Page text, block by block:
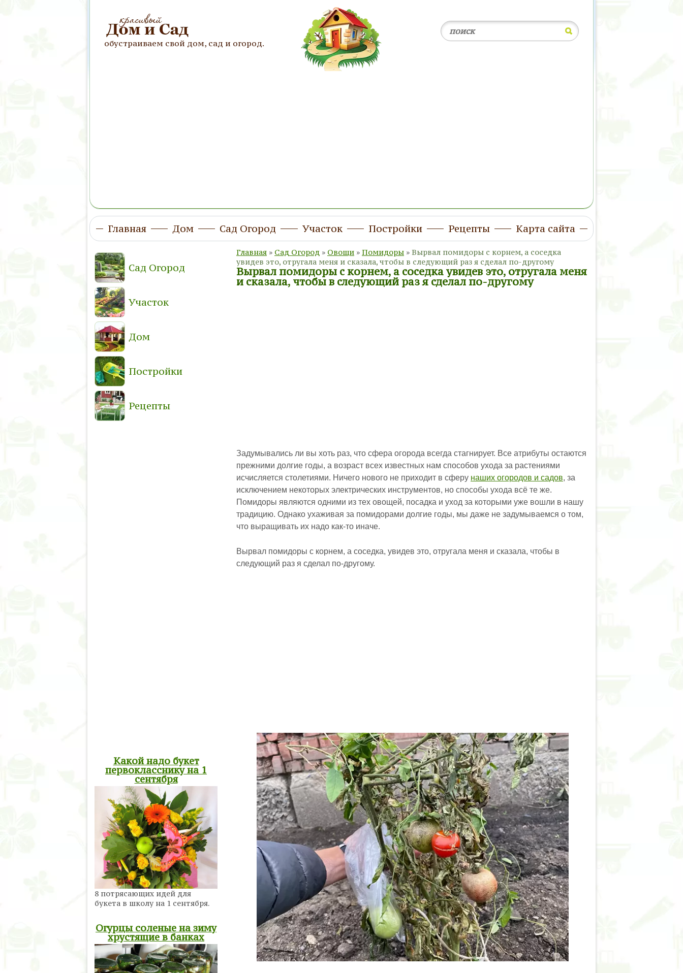
обустраиваем свой дом, сад и огород.
Главная Дом Сад Огород Участок Постройки Рецепты Карта сайта
Главная » Сад Огород » Овощи » Помидоры » Вырвал помидоры с корнем, а соседка
увидев это, отругала меня и сказала, чтобы в следующий раз я сделал по-другому
Вырвал помидоры с корнем, а соседка увидев это, отругала меня
и сказала, чтобы в следующий раз я сделал по-другому
Задумывались ли вы хоть раз, что сфера огорода всегда стагнирует. Все атрибуты остаются
прежними долгие годы, а возраст всех известных нам способов ухода за растениями
исчисляется столетиями. Ничего нового не приходит в сферу наших огородов и садов, за
исключением некоторых электрических инструментов, но способы ухода всё те же.
Помидоры являются одними из тех овощей, посадка и уход за которыми уже вошли в нашу
традицию. Однако ухаживая за помидорами долгие годы, мы даже не задумываемся о том,
что выращивать их надо как-то иначе.
Вырвал помидоры с корнем, а соседка, увидев это, отругала меня и сказала, чтобы в
следующий раз я сделал по-другому.
Сад Огород
Участок
Дом
Постройки
Рецепты
Какой надо букет
первокласснику на 1
сентября
8 потрясающих идей для
букета в школу на 1 сентября.
Огурцы соленые на зиму
хрустящие в банках